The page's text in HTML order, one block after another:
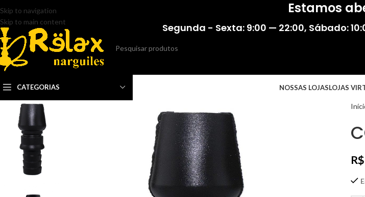
Skip to navigation
Skip to main content
Estamos
Segunda - Sexta: 9:00 — 22:00, Sábado:
CATEGORIAS NOSSAS LOJASLOJAS
R$